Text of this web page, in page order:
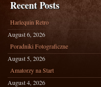
Recent Posts
Harlequin Retro
August 6, 2026
Poradniki Fotograficzne
August 5, 2026
Amatorzy na Start
August 4, 2026